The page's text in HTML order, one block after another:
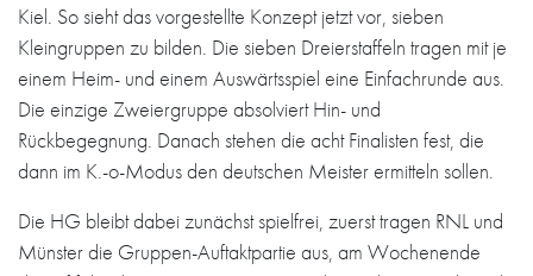
Kiel. So sieht das vorgestellte Konzept jetzt vor, sieben
Kleingruppen zu bilden. Die sieben Dreierstaffeln tragen mit je
einem Heim- und einem Auswärtsspiel eine Einfachrunde aus.
Die einzige Zweiergruppe absolviert Hin- und
Rückbegegnung. Danach stehen die acht Finalisten fest, die
dann im K.-o-Modus den deutschen Meister ermitteln sollen.
Die HG bleibt dabei zunächst spielfrei, zuerst tragen RNL und
Münster die Gruppen-Auftaktpartie aus, am Wochenende